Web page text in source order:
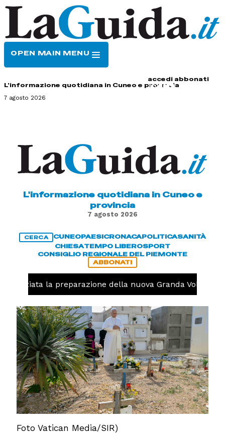
OPEN MAIN MENU
accedi abbonati
L'informazione quotidiana in Cuneo e provincia
7 agosto 2026
L'informazione quotidiana in Cuneo e
provincia
7 agosto 2026
CERCA CUNEOPAESICRONACAPOLITICASANITÀ
CHIESATEMPO LIBEROSPORT
CONSIGLIO REGIONALE DEL PIEMONTE
ABBONATI
la preparazione della nuova Granda Volley (FOTO
Foto Vatican Media/SIR)